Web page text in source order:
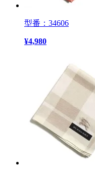
型番：34606
¥4,980